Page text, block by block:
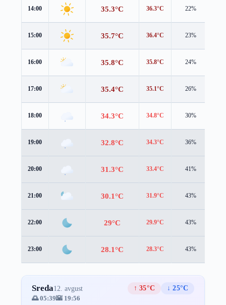
14:00 35.3°C 36.3°C 22%
15:00 35.7°C 36.4°C 23%
16:00 35.8°C 35.8°C 24%
17:00 35.4°C 35.1°C 26%
18:00 34.3°C 34.8°C 30%
19:00 32.8°C 34.3°C 36%
20:00 31.3°C 33.4°C 41%
21:00 30.1°C 31.9°C 43%
22:00 29°C 29.9°C 43%
23:00 28.1°C 28.3°C 43%
Sreda12. avgust ↑ 35°C
↓ 25°C
🌅 05:39🌇 19:56